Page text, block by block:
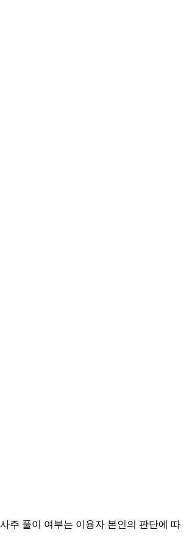
주 풀이 여부는 이용자 본인의 판단에 따